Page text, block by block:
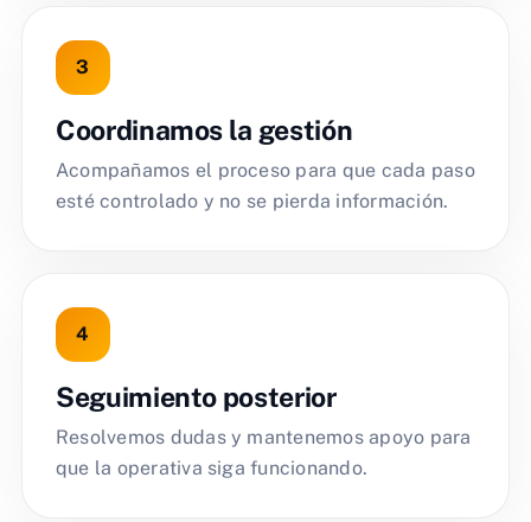
Coordinamos la gestión
Acompañamos el proceso para que cada paso
esté controlado y no se pierda información.
Seguimiento posterior
Resolvemos dudas y mantenemos apoyo para
que la operativa siga funcionando.